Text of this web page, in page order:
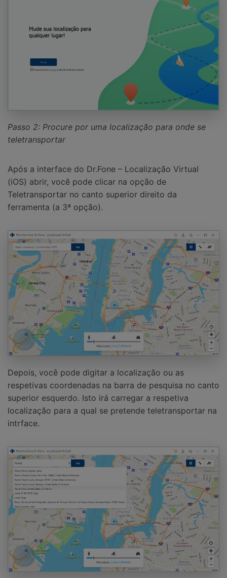
Passo 2: Procure por uma localização para onde se
teletransportar
Após a interface do Dr.Fone – Localização Virtual
(iOS) abrir, você pode clicar na opção de
Teletransportar no canto superior direito da
ferramenta (a 3ª opção).
Depois, você pode digitar a localização ou as
respetivas coordenadas na barra de pesquisa no canto
superior esquerdo. Isto irá carregar a respetiva
localização para a qual se pretende teletransportar na
intrface.